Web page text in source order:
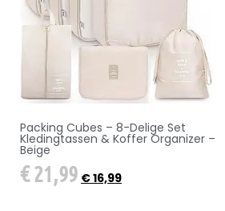
Packing Cubes – 8-Delige Set
Kledingtassen & Koffer Organizer –
Beige
€21,99 €16,99